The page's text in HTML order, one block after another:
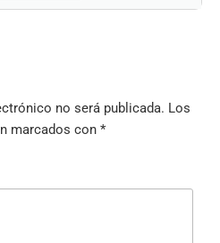
no será publicada. Los
marcados con *